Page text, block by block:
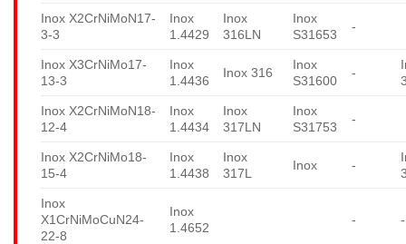
Inox X2CrNiMoN17-
3-3
Inox
1.4429
Inox
316LN
Inox
S31653
-
Inox X3CrNiMo17-
13-3
Inox
1.4436
Inox 316
Inox
S31600
-
Inox X2CrNiMoN18-
12-4
Inox
1.4434
Inox
317LN
Inox
S31753
-
Inox X2CrNiMo18-
15-4
Inox
1.4438
Inox
317L
Inox -
Inox
X1CrNiMoCuN24-
22-8
Inox
1.4652
- -